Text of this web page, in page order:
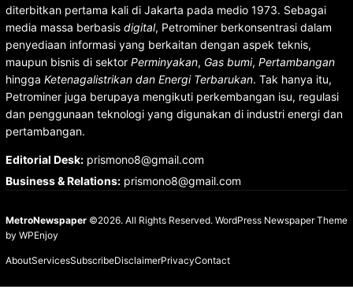
diterbitkan pertama kali di Jakarta pada medio 1973. Sebagai
media massa berbasis digital, Petrominer berkonsentrasi dalam
penyediaan informasi yang berkaitan dengan aspek teknis,
maupun bisnis di sektor Perminyakan, Gas bumi, Pertambangan
hingga Ketenagalistrikan dan Energi Terbarukan. Tak hanya itu,
Petrominer juga berupaya mengikuti perkembangan isu, regulasi
dan penggunaan teknologi yang digunakan di industri energi dan
pertambangan.
Editorial Desk:prismono8@gmail.com
Business & Relations:prismono8@gmail.com
MetroNewspaper©2026. All Rights Reserved. WordPress Newspaper Theme
by WPEnjoy
AboutServicesSubscribeDisclaimerPrivacyContact